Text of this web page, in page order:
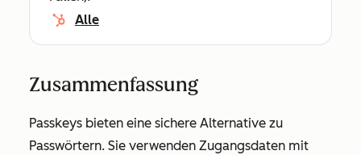
Alle
Zusammenfassung
Passkeys bieten eine sichere Alternative zu
Passwörtern. Sie verwenden Zugangsdaten mit